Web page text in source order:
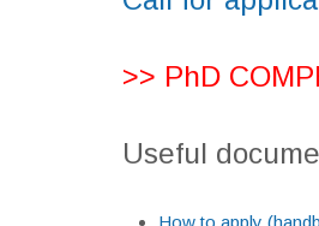
>> PhD
Useful
How to apply